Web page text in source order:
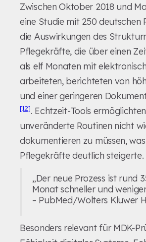
Zwischen Oktober 2018 und
eine Studie mit 250 deutschen
die Auswirkungen des
Pflegekräfte, die über einen
als elf Monaten mit
arbeiteten, berichteten von
und einer geringeren
[12]. Echtzeit-Tools
unveränderte Routinen nicht
dokumentieren zu müssen,
Pflegekräfte deutlich steigerte.
„Der neue Prozess ist rund
Monat schneller und
– PubMed/Wolters Kluwer
Besonders relevant für MDK-